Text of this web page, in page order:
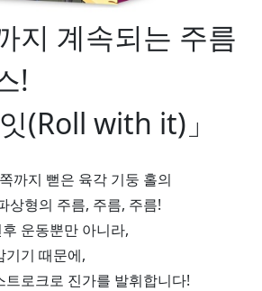
지 계속되는 주름
!
(Roll with it)」
까지 뻗은 육각 기둥 홀의
상형의 주름, 주름, 주름!
운동뿐만 아니라,
기기 때문에,
로크로 진가를 발휘합니다!